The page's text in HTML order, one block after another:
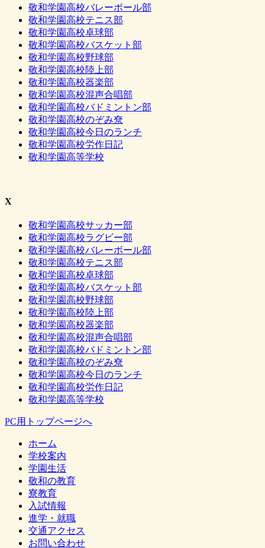
敬和学園高校バレーボール部
敬和学園高校テニス部
敬和学園高校卓球部
敬和学園高校バスケット部
敬和学園高校野球部
敬和学園高校陸上部
敬和学園高校器楽部
敬和学園高校混声合唱部
敬和学園高校バドミントン部
敬和学園高校のぞみ尞
敬和学園高校今日のランチ
敬和学園高校労作日記
敬和学園高等学校
X
敬和学園高校サッカー部
敬和学園高校ラグビー部
敬和学園高校バレーボール部
敬和学園高校テニス部
敬和学園高校卓球部
敬和学園高校バスケット部
敬和学園高校野球部
敬和学園高校陸上部
敬和学園高校器楽部
敬和学園高校混声合唱部
敬和学園高校バドミントン部
敬和学園高校のぞみ尞
敬和学園高校今日のランチ
敬和学園高校労作日記
敬和学園高等学校
PC用トップページへ
ホーム
学校案内
学園生活
敬和の教育
寮教育
入試情報
進学・就職
交通アクセス
お問い合わせ